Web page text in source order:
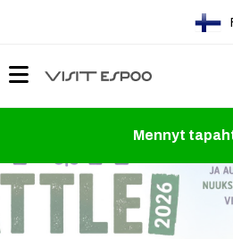
Mennyt